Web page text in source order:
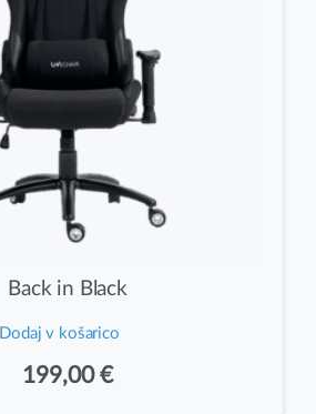
Back in Black
Dodaj v košarico
199,00€